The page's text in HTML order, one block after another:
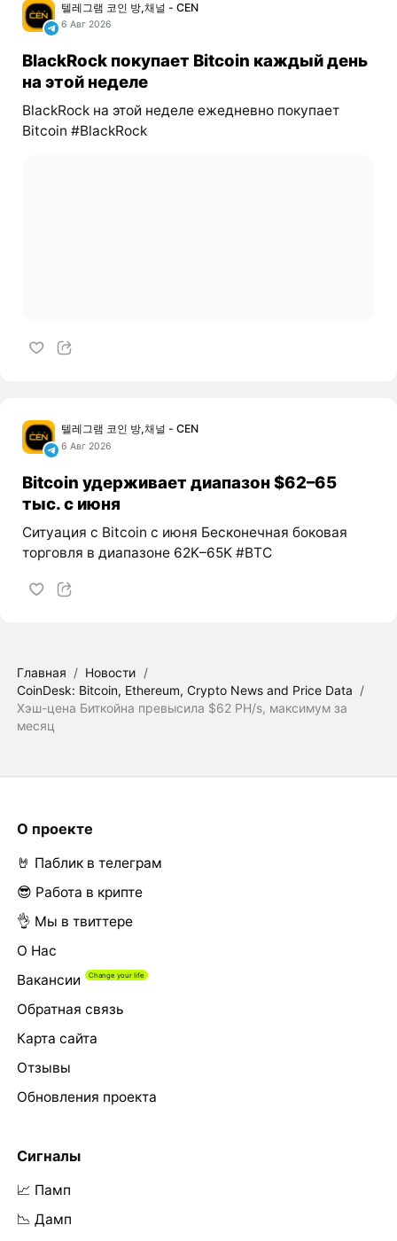
텔레그램 코인 방,채널 - CEN
6 Авг 2026
BlackRock покупает Bitcoin каждый день
на этой неделе
BlackRock на этой неделе ежедневно покупает
Bitcoin #BlackRock
텔레그램 코인 방,채널 - CEN
6 Авг 2026
Bitcoin удерживает диапазон $62–65
тыс. с июня
Ситуация с Bitcoin с июня Бесконечная боковая
торговля в диапазоне 62K–65K #BTC
Главная / Новости /
CoinDesk: Bitcoin, Ethereum, Crypto News and Price Data /
Хэш-цена Биткойна превысила $62 PH/s, максимум за
месяц
О проекте
🤘 Паблик в телеграм
😎 Работа в крипте
👌 Мы в твиттере
О Нас
Вакансии
Обратная связь
Карта сайта
Отзывы
Обновления проекта
Сигналы
📈 Памп
📉 Дамп